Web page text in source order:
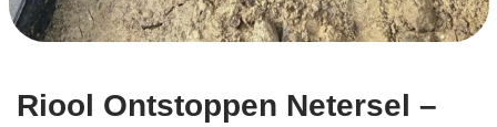
Riool Ontstoppen Netersel –